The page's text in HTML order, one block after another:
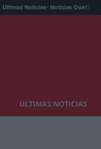
Últimas Noticias- Noticias Que!:
ÚLTIMAS NOTICIAS